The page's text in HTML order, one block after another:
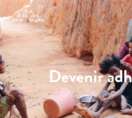
Devenir